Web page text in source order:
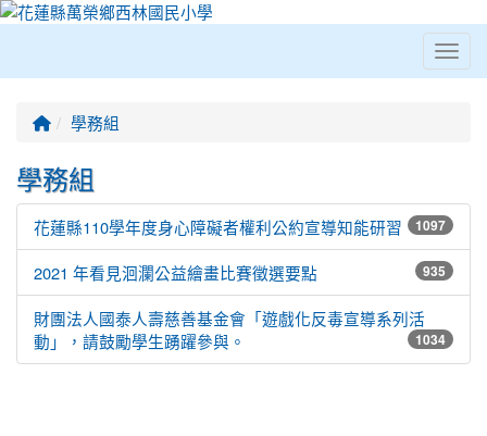
⏸
回首頁
學務組
學務組
花蓮縣110學年度身心障礙者權利公約宣導知能研習 1097
2021 年看見洄瀾公益繪畫比賽徵選要點 935
財團法人國泰人壽慈善基金會「遊戲化反毒宣導系列活
動」，請鼓勵學生踴躍參與。
1034